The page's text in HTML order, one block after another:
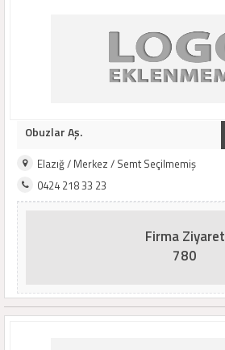
Obuzlar Aş.
Elazığ / Merkez / Semt Seçilmemiş
0424 218 33 23
Firma Ziyaret
780